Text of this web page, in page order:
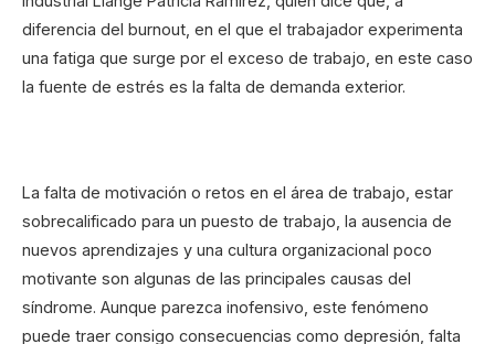
diferencia del burnout, en el que el trabajador experimenta
una fatiga que surge por el exceso de trabajo, en este caso
la fuente de estrés es la falta de demanda exterior.
La falta de motivación o retos en el área de trabajo, estar
sobrecalificado para un puesto de trabajo, la ausencia de
nuevos aprendizajes y una cultura organizacional poco
motivante son algunas de las principales causas del
síndrome. Aunque parezca inofensivo, este fenómeno
puede traer consigo consecuencias como depresión, falta